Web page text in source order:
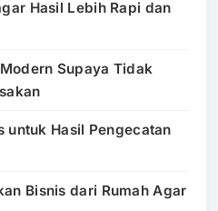
Hasil Lebih Rapi dan
Supaya Tidak
untuk Hasil Pengecatan
Bisnis dari Rumah Agar